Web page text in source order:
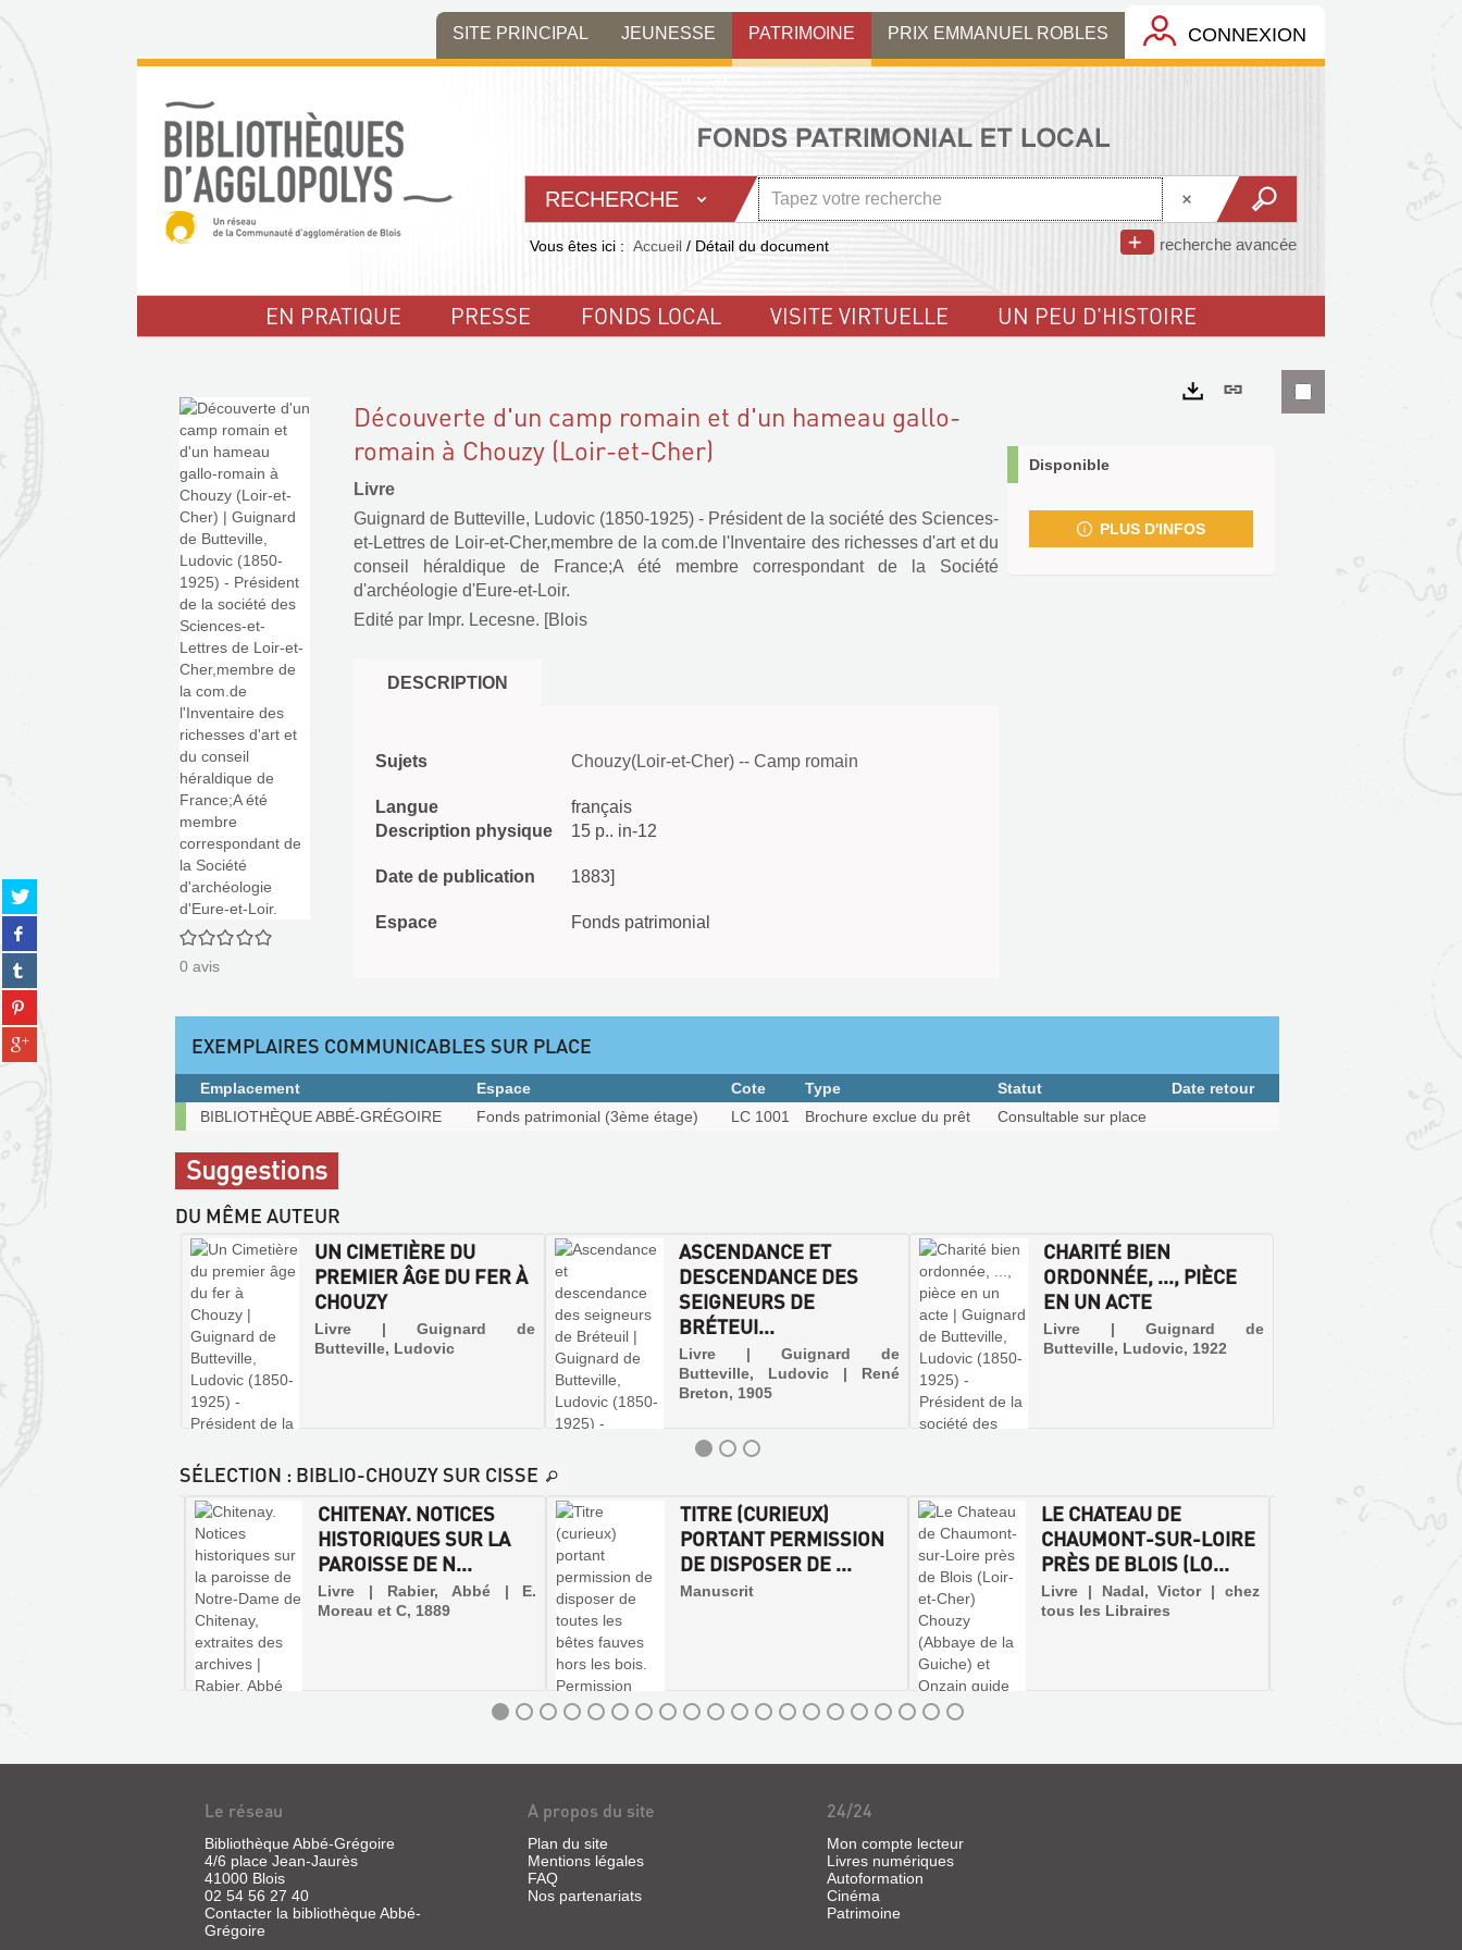
menu
contenu
la
SITE PRINCIPAL JEUNESSE PATRIMOINE PRIX EMMANUEL ROBLES CONNEXION
RECHERCHE
recherche avancée
Vous êtes ici : Accueil / Détail du document
EN PRATIQUE PRESSE FONDS LOCAL VISITE VIRTUELLE UN PEU D'HISTOIRE
Partager
sur
twitter
(Nouvelle
fenêtre)
Partager
sur
facebook
(Nouvelle
fenêtre)
Partager
sur
tumblr
(Nouvelle
fenêtre)
Partager
sur
pinterest
(Nouvelle
Partager
sur
0/5
0 avis
Découverte d'un camp romain et d'un hameau gallo-
romain à Chouzy (Loir-et-Cher)
Livre
Guignard de Butteville, Ludovic (1850-1925) - Président de la société des Sciences-
et-Lettres de Loir-et-Cher,membre de la com.de l'Inventaire des richesses d'art et du
conseil héraldique de France;A été membre correspondant de la Société
d'archéologie d'Eure-et-Loir.
Edité par Impr. Lecesne. [Blois
DESCRIPTION
Sujets Chouzy(Loir-et-Cher) -- Camp romain
Langue
français
Description physique
15 p.. in-12
Date de publication 1883]
Espace Fonds patrimonial
Lien
Disponible
PLUS D'INFOS
EXEMPLAIRES COMMUNICABLES SUR PLACE
Exemplaires
communicables
sur
place
Emplacement Espace Cote Type Statut
Date retour
BIBLIOTHÈQUE ABBÉ-GRÉGOIRE
Fonds patrimonial (3ème étage) LC 1001 Brochure exclue du prêt Consultable sur place
Suggestions
DU MÊME AUTEUR
ASCENDANCE ET
DESCENDANCE DES
SEIGNEURS DE
BRÉTEUI...
Livre | Guignard de
Butteville, Ludovic | René
Breton, 1905
CHARITÉ BIEN
ORDONNÉE, ..., PIÈCE
EN UN ACTE
Livre | Guignard de
Butteville, Ludovic, 1922
UN CIMETIÈRE DU
PREMIER ÂGE DU FER À
CHOUZY
Livre | Guignard de
Butteville, Ludovic
SÉLECTION : BIBLIO-CHOUZY SUR CISSE
TITRE (CURIEUX)
PORTANT PERMISSION
DE DISPOSER DE ...
Manuscrit
LE CHATEAU DE
CHAUMONT-SUR-LOIRE
PRÈS DE BLOIS (LO...
Livre | Nadal, Victor | chez
tous les Libraires
des
CHITENAY. NOTICES
HISTORIQUES SUR LA
PAROISSE DE N...
Livre | Rabier, Abbé | E.
Moreau et C, 1889
et architec...
Le réseau
Bibliothèque Abbé-Grégoire
4/6 place Jean-Jaurès
41000 Blois
02 54 56 27 40
Contacter la bibliothèque Abbé-
Grégoire
A propos du site
Plan du site
Mentions légales
FAQ
Nos partenariats
24/24
Mon compte lecteur
Livres numériques
Autoformation
Cinéma
Patrimoine